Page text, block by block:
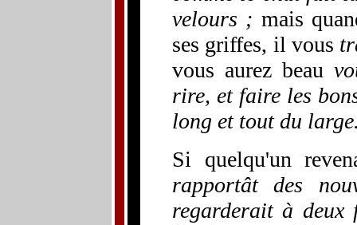
velours ; mais
ses griffes, il vous
vous aurez beau
rire, et faire les
long et tout du
Si quelqu'un
rapportât des
regarderait à deux